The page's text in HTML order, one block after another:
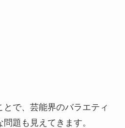
とで、芸能界のバラエティ
題も見えてきます。